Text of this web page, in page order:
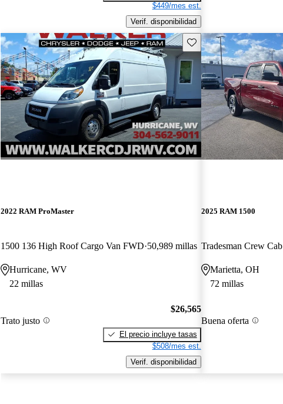
$449/mes est.
Verif. disponibilidad
Guarda este Aviso
2022 RAM ProMaster
1500 136 High Roof Cargo Van FWD 50,989 millas
Hurricane, WV
22 millas
Trato justo
$26,565
El precio incluye tasas
$508/mes est.
Verif. disponibilidad
2025 RAM 1500
Tradesman Crew
Marietta, OH
72 millas
Buena oferta